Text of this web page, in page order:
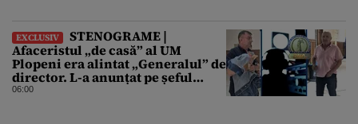
EXCLUSIV
STENOGRAME |
Afaceristul „de casă” al UM
Plopeni era alintat „Generalul” de
director. L-a anunțat pe șeful
uzinei că i-a adus „subțireanu,
06:00